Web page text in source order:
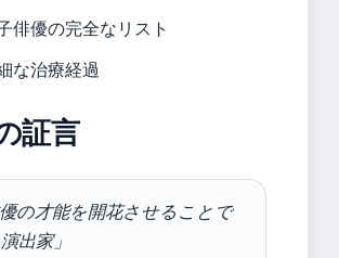
俳優の完全なリスト
な治療経過
証言
優の才能を開花させることで
出家」